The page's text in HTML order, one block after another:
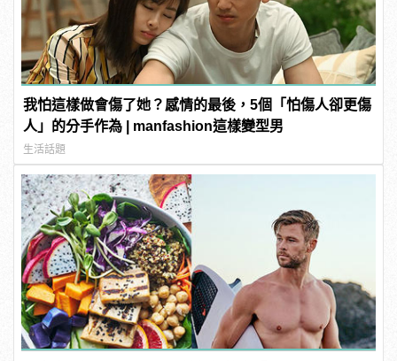
我怕這樣做會傷了她？感情的最後，5個「怕傷人卻更傷
人」的分手作為 | manfashion這樣變型男
生活話題